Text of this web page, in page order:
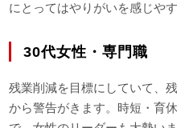
にとってはやりがいを感じや
30代女性・専門職
残業削減を目標にしていて、
から警告がきます。時短・育